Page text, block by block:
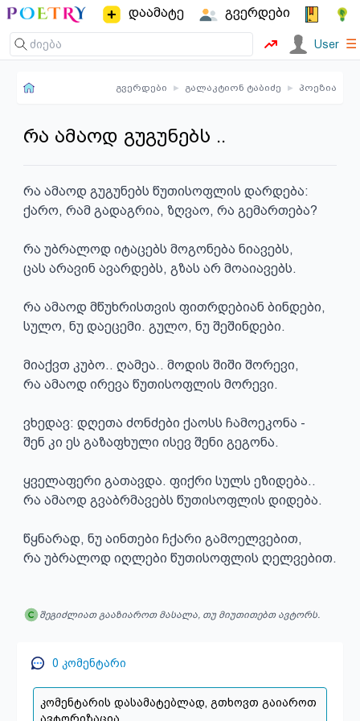
დაამატე გვერდები
User ☰
გვერდები ▸ გალაკტიონ ტაბიძე ▸ პოეზია
რა ამაოდ გუგუნებს ..
რა ამაოდ გუგუნებს წუთისოფლის დარდება:
ქარო, რამ გადაგრია, ზღვაო, რა გემართება?
რა უბრალოდ იტაცებს მოგონება ნიავებს,
ცას არავინ ავარდებს, გზას არ მოაიავებს.
რა ამაოდ მწუხრისთვის ფითრდებიან ბინდები,
სულო, ნუ დაეცემი. გულო, ნუ შეშინდები.
მიაქვთ კუბო.. ღამეა.. მოდის შიში შორევი,
რა ამაოდ ირევა წუთისოფლის მორევი.
ვხედავ: დღეთა ძონძები ქაოსს ჩამოეკონა -
შენ კი ეს გაზაფხული ისევ შენი გეგონა.
ყველაფერი გათავდა. ფიქრი სულს ეზიდება..
რა ამაოდ გვაბრმავებს წუთისოფლის დიდება.
წყნარად, ნუ აინთები ჩქარი გამოელვებით,
რა უბრალოდ იღლები წუთისოფლის ღელვებით.
შეგიძლიათ გააზიაროთ მასალა, თუ მიუთითებთ ავტორს.
0 კომენტარი